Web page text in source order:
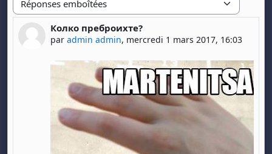
Type d'affichage
Колко преброихте?
par admin admin, mercredi 1 mars 2017, 16:03
Nombre de réponses : 0